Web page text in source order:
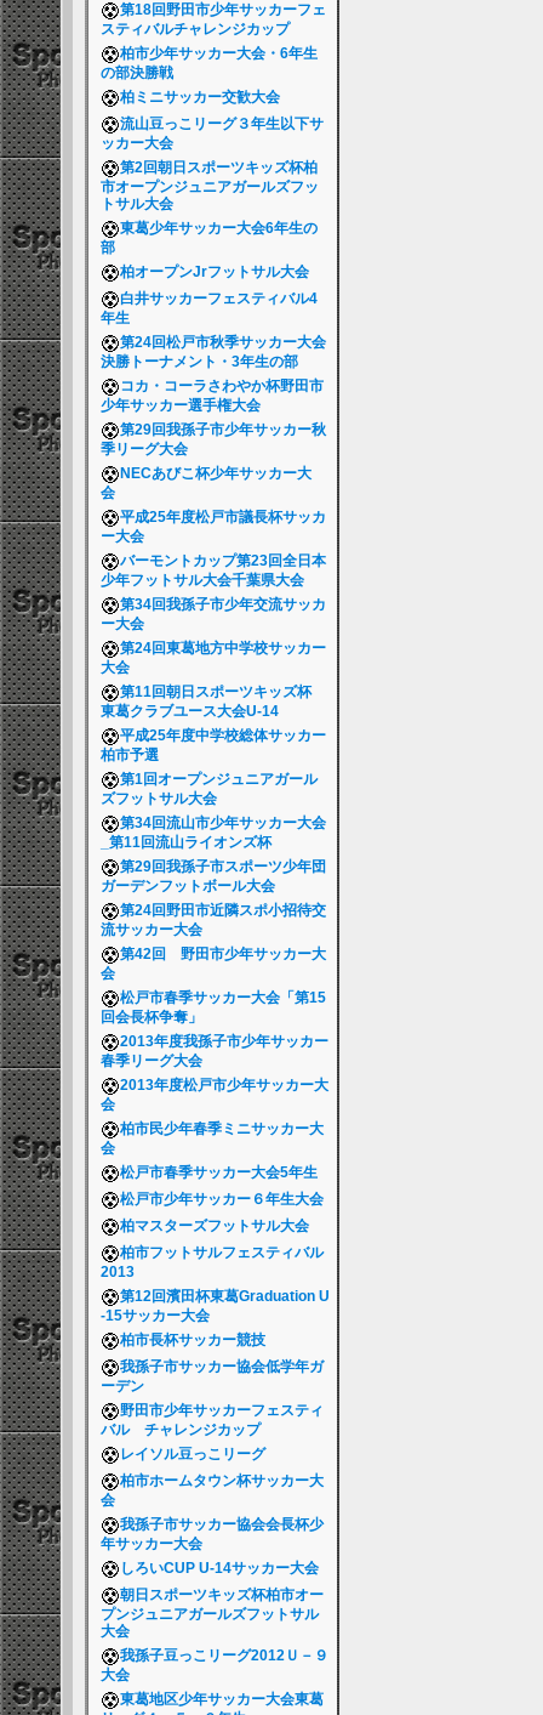
第18回野田市少年サッカーフェ
スティバルチャレンジカップ
柏市少年サッカー大会・6年生
の部決勝戦
柏ミニサッカー交歓大会
流山豆っこリーグ３年生以下サ
ッカー大会
第2回朝日スポーツキッズ杯柏
市オープンジュニアガールズフッ
トサル大会
東葛少年サッカー大会6年生の
部
柏オープンJrフットサル大会
白井サッカーフェスティバル4
年生
第24回松戸市秋季サッカー大会
決勝トーナメント・3年生の部
コカ・コーラさわやか杯野田市
少年サッカー選手権大会
第29回我孫子市少年サッカー秋
季リーグ大会
NECあびこ杯少年サッカー大
会
平成25年度松戸市議長杯サッカ
ー大会
バーモントカップ第23回全日本
少年フットサル大会千葉県大会
第34回我孫子市少年交流サッカ
ー大会
第24回東葛地方中学校サッカー
大会
第11回朝日スポーツキッズ杯
東葛クラブユース大会U-14
平成25年度中学校総体サッカー
柏市予選
第1回オープンジュニアガール
ズフットサル大会
第34回流山市少年サッカー大会
_第11回流山ライオンズ杯
第29回我孫子市スポーツ少年団
ガーデンフットボール大会
第24回野田市近隣スポ小招待交
流サッカー大会
第42回 野田市少年サッカー大
会
松戸市春季サッカー大会「第15
回会長杯争奪」
2013年度我孫子市少年サッカー
春季リーグ大会
2013年度松戸市少年サッカー大
会
柏市民少年春季ミニサッカー大
会
松戸市春季サッカー大会5年生
松戸市少年サッカー６年生大会
柏マスターズフットサル大会
柏市フットサルフェスティバル
2013
第12回濱田杯東葛Graduation U
-15サッカー大会
柏市長杯サッカー競技
我孫子市サッカー協会低学年ガ
ーデン
野田市少年サッカーフェスティ
バル チャレンジカップ
レイソル豆っこリーグ
柏市ホームタウン杯サッカー大
会
我孫子市サッカー協会会長杯少
年サッカー大会
しろいCUP U-14サッカー大会
朝日スポーツキッズ杯柏市オー
プンジュニアガールズフットサル
大会
我孫子豆っこリーグ2012Ｕ－９
大会
東葛地区少年サッカー大会東葛